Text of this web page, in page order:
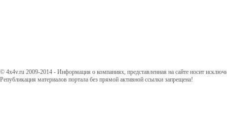
© 4x4v.ru 2009-2014 - Информация о компаниях, представленная на сайте носит
Републикация материалов портала без прямой активной ссылки запрещена!